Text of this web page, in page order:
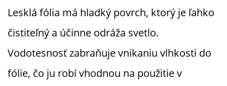
Lesklá fólia má hladký povrch, ktorý je ľahko
čistiteľný a účinne odráža svetlo.
Vodotesnosť zabraňuje vnikaniu vlhkosti do
fólie, čo ju robí vhodnou na použitie v